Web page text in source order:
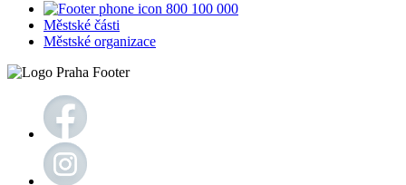
800 100 000
Městské části
Městské organizace